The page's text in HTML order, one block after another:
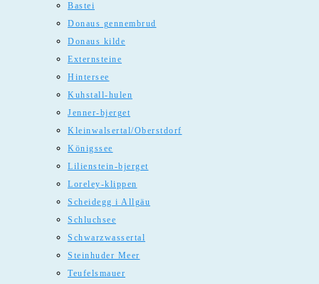
Bastei
Donaus gennembrud
Donaus kilde
Externsteine
Hintersee
Kuhstall-hulen
Jenner-bjerget
Kleinwalsertal/Oberstdorf
Königssee
Lilienstein-bjerget
Loreley-klippen
Scheidegg i Allgäu
Schluchsee
Schwarzwassertal
Steinhuder Meer
Teufelsmauer